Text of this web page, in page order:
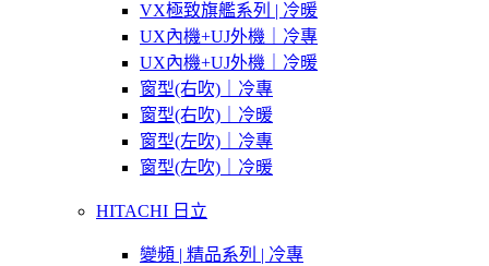
VX極致旗艦系列 | 冷暖
UX內機+UJ外機｜冷專
UX內機+UJ外機｜冷暖
窗型(右吹)｜冷專
窗型(右吹)｜冷暖
窗型(左吹)｜冷專
窗型(左吹)｜冷暖
HITACHI 日立
變頻 | 精品系列 | 冷專